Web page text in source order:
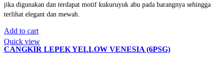
jika digunakan dan terdapat motif kukuruyuk abu pada barangnya sehingga
terlihat elegant dan mewah.
Add to cart
Quick view
CANGKIR LEPEK YELLOW VENESIA (6PSG)